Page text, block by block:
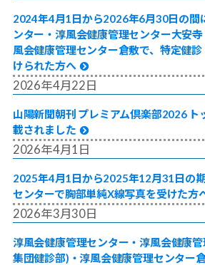
2024年4月1日から2026年6月30日の間
ンター・淳風会健康管理センター大安
風会健康管理センター倉敷で、特定健
けられた方へ
2026年4月22日
山陽新聞朝刊 プレミアム倶楽部2026 ト
載されました
2026年4月1日
2025年4月1日から2025年12月31日の
センターで胸部単純X線写真を受けた方
2026年3月30日
淳風会健康管理センター・淳風会健康
集団健診部)・淳風会健康管理センター